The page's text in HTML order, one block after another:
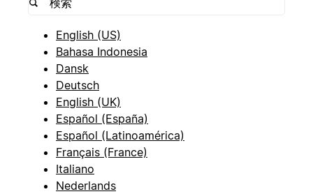
English (US)
Bahasa Indonesia
Dansk
Deutsch
English (UK)
Español (España)
Español (Latinoamérica)
Français (France)
Italiano
Nederlands